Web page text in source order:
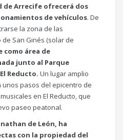
de Arrecife ofrecerá dos
de vehículos. De
la zona de las
San Ginés (solar de
como área de
junto al Parque
Reducto. Un lugar amplio
pasos del epicentro de
en El Reducto, que
paseo peatonal.
de León, ha
con la propiedad del